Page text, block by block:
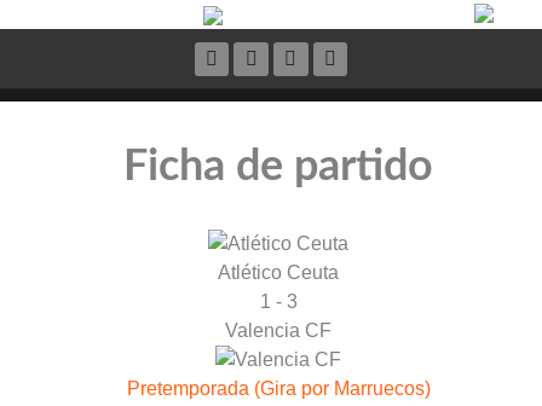
Ficha de partido
Atlético Ceuta
1 - 3
Valencia CF
Pretemporada (Gira por Marruecos)